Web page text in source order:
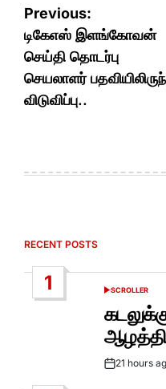
Post
navigation
Previous:
டிகேஎஸ் இளங்கோவன்
செய்தி தொடர்பு
செயலாளர்
விடுவிப்பு..
RECENT POSTS
1
POSTED
SCROLLER
Post21 hours